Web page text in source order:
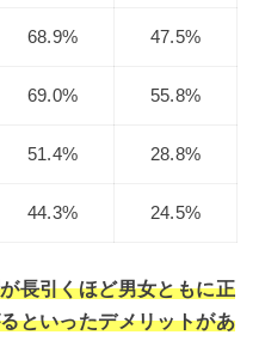
68.9% 47.5%
69.0% 55.8%
51.4% 28.8%
44.3% 24.5%
長引くほど男女ともに正
といったデメリットがあ